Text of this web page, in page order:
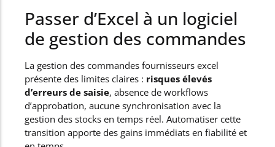
Passer d’Excel à un logiciel
de gestion des commandes
La gestion des commandes fournisseurs excel
présente des limites claires : risques élevés
d’erreurs de saisie, absence de workflows
d’approbation, aucune synchronisation avec la
gestion des stocks en temps réel. Automatiser cette
transition apporte des gains immédiats en fiabilité et